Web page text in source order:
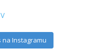
na Instagramu